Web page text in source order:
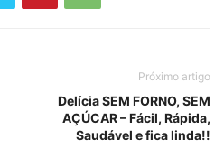
Próximo artigo
Delícia SEM FORNO, SEM
AÇÚCAR – Fácil, Rápida,
Saudável e fica linda!!